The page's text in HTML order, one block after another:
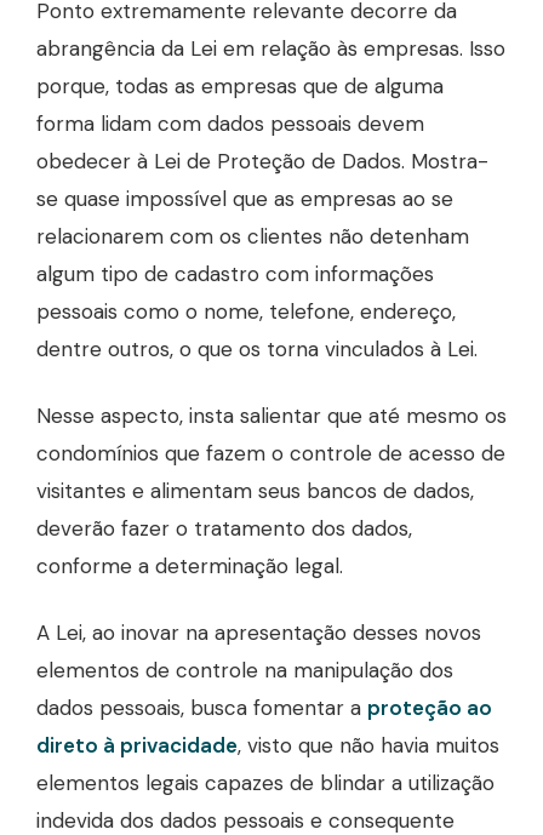
Ponto extremamente relevante decorre da
abrangência da Lei em relação às empresas. Isso
porque, todas as empresas que de alguma
forma lidam com dados pessoais devem
obedecer à Lei de Proteção de Dados. Mostra-
se quase impossível que as empresas ao se
relacionarem com os clientes não detenham
algum tipo de cadastro com informações
pessoais como o nome, telefone, endereço,
dentre outros, o que os torna vinculados à Lei.
Nesse aspecto, insta salientar que até mesmo os
condomínios que fazem o controle de acesso de
visitantes e alimentam seus bancos de dados,
deverão fazer o tratamento dos dados,
conforme a determinação legal.
A Lei, ao inovar na apresentação desses novos
elementos de controle na manipulação dos
dados pessoais, busca fomentar a proteção ao
direto à privacidade, visto que não havia muitos
elementos legais capazes de blindar a utilização
indevida dos dados pessoais e consequente